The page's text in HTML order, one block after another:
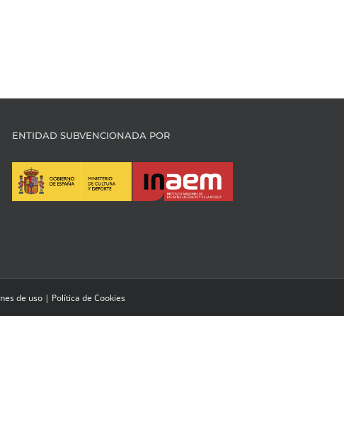
ENTIDAD SUBVENCIONADA POR
de uso | Política de Cookies